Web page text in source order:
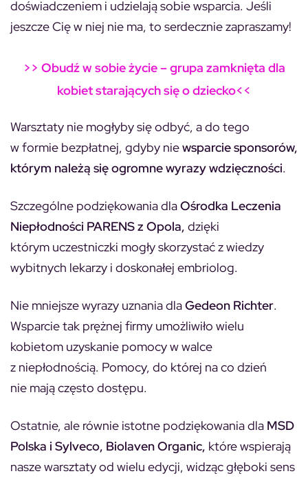
doświadczeniem i udzielają sobie wsparcia. Jeśli
jeszcze Cię w niej nie ma, to serdecznie zapraszamy!
>> Obudź w sobie życie – grupa zamknięta dla
kobiet starających się o dziecko<<
Warsztaty nie mogłyby się odbyć, a do tego
w formie bezpłatnej, gdyby niewsparcie sponsorów,
którym należą się ogromne wyrazy wdzięczności.
Szczególne podziękowania dlaOśrodka Leczenia
Niepłodności PARENS z Opola, dzięki
którym uczestniczki mogły skorzystać z wiedzy
wybitnych lekarzy i doskonałej embriolog.
Nie mniejsze wyrazy uznania dlaGedeon Richter.
Wsparcie tak prężnej firmy umożliwiło wielu
kobietom uzyskanie pomocy w walce
z niepłodnością. Pomocy, do której na co dzień
nie mają często dostępu.
Ostatnie, ale równie istotne podziękowania dla MSD
Polska i Sylveco, Biolaven Organic, które wspierają
nasze warsztaty od wielu edycji, widząc głęboki sens